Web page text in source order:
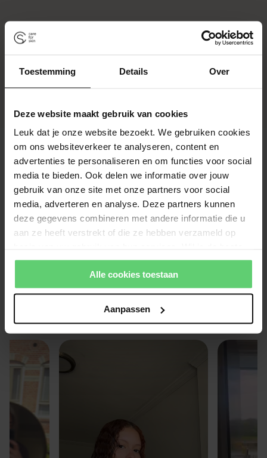
Toestemming Details Over
Deze website maakt gebruik van cookies
Leuk dat je onze website bezoekt. We gebruiken cookies
om ons websiteverkeer te analyseren, content en
advertenties te personaliseren en om functies voor social
media te bieden. Ook delen we informatie over jouw
gebruik van onze site met onze partners voor social
media, adverteren en analyse. Deze partners kunnen
deze gegevens combineren met andere informatie die u
aan ze heeft verstrekt of die ze hebben verzameld op
website-ervaring? Kies dan voor alle cookies. Meer
informatie over cookies vind je in onze Privacy Policy.
Alle cookies toestaan
Aanpassen
Klantbeoordelingen
Wees de eerste om een beoordeling te schrijven
Schrijf een beoordeling
Echte mensen, echte resultaten!